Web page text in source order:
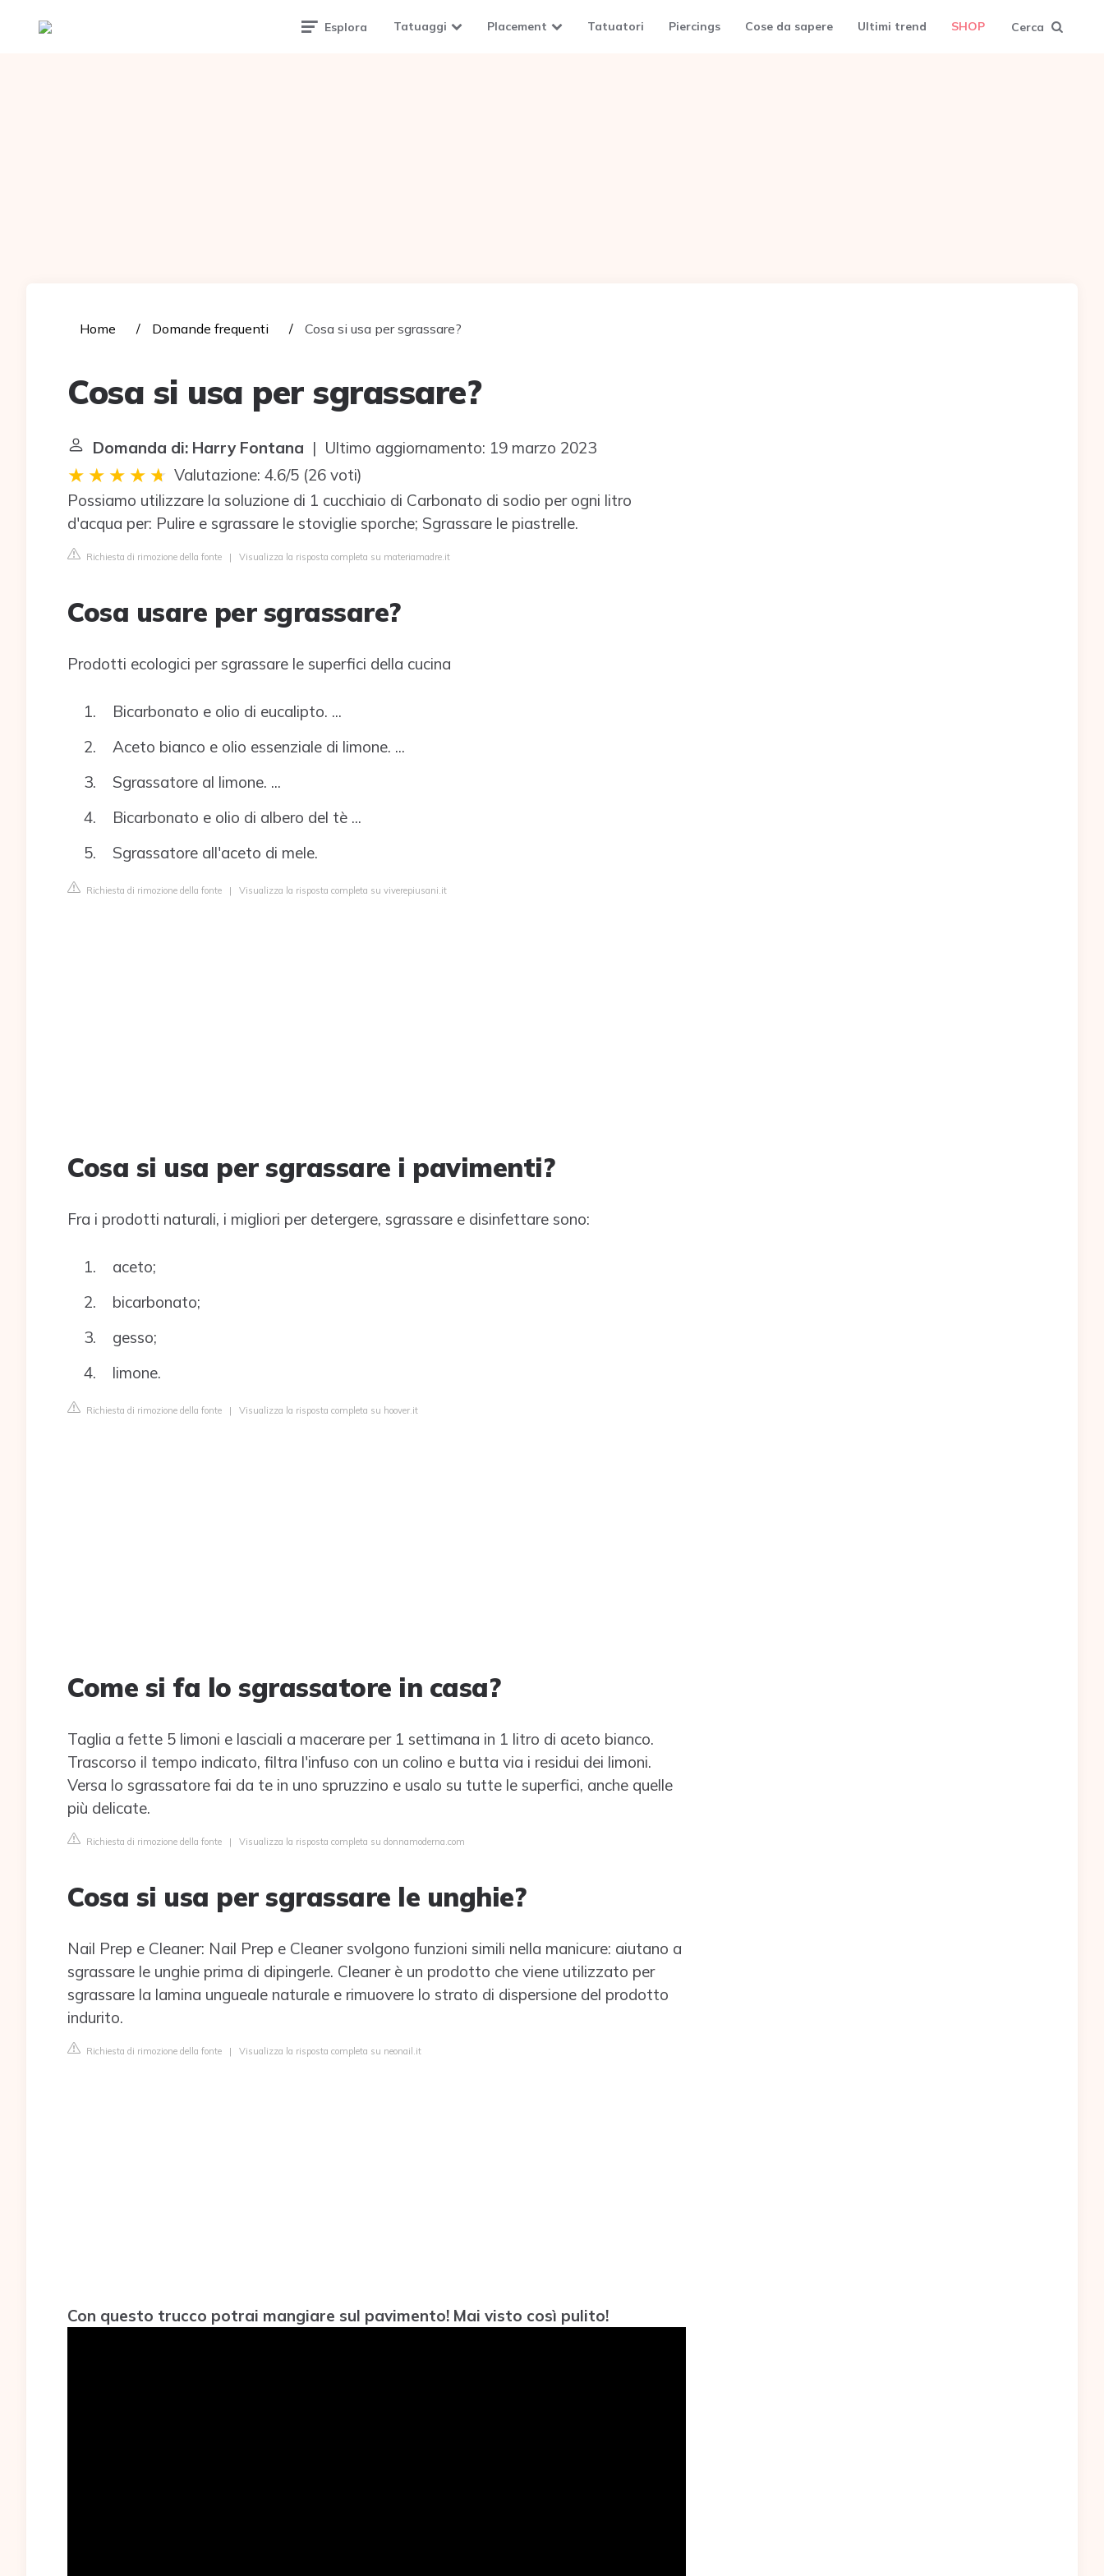
Tattoomuse.it Esplora Tatuaggi Placement Tatuatori Piercings Cose da sapere Ultimi trend SHOP Cerca
Home Domande frequenti Cosa si usa per sgrassare?
Cosa si usa per sgrassare?
Domanda di: Harry Fontana | Ultimo aggiornamento: 19 marzo 2023
Valutazione: 4.6/5 (26 voti)
Possiamo utilizzare la soluzione di 1 cucchiaio di Carbonato di sodio per ogni litro
d'acqua per: Pulire e sgrassare le stoviglie sporche; Sgrassare le piastrelle.
Richiesta di rimozione della fonte | Visualizza la risposta completa su materiamadre.it
Cosa usare per sgrassare?
Prodotti ecologici per sgrassare le superfici della cucina
Bicarbonato e olio di eucalipto. ...
Aceto bianco e olio essenziale di limone. ...
Sgrassatore al limone. ...
Bicarbonato e olio di albero del tè ...
Sgrassatore all'aceto di mele.
Richiesta di rimozione della fonte | Visualizza la risposta completa su viverepiusani.it
Cosa si usa per sgrassare i pavimenti?
Fra i prodotti naturali, i migliori per detergere, sgrassare e disinfettare sono:
aceto;
bicarbonato;
gesso;
limone.
Richiesta di rimozione della fonte | Visualizza la risposta completa su hoover.it
Come si fa lo sgrassatore in casa?
Taglia a fette 5 limoni e lasciali a macerare per 1 settimana in 1 litro di aceto bianco.
Trascorso il tempo indicato, filtra l'infuso con un colino e butta via i residui dei limoni.
Versa lo sgrassatore fai da te in uno spruzzino e usalo su tutte le superfici, anche quelle
più delicate.
Richiesta di rimozione della fonte | Visualizza la risposta completa su donnamoderna.com
Cosa si usa per sgrassare le unghie?
Nail Prep e Cleaner: Nail Prep e Cleaner svolgono funzioni simili nella manicure: aiutano a
sgrassare le unghie prima di dipingerle. Cleaner è un prodotto che viene utilizzato per
sgrassare la lamina ungueale naturale e rimuovere lo strato di dispersione del prodotto
indurito.
Richiesta di rimozione della fonte | Visualizza la risposta completa su neonail.it
Con questo trucco potrai mangiare sul pavimento! Mai visto così pulito!